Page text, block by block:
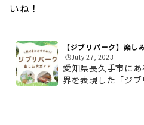
いね！
【ジブリパーク】楽し
🕒️July 27, 2023
愛知県長久手市に
界を表現した「ジ
ポートやおすすめ